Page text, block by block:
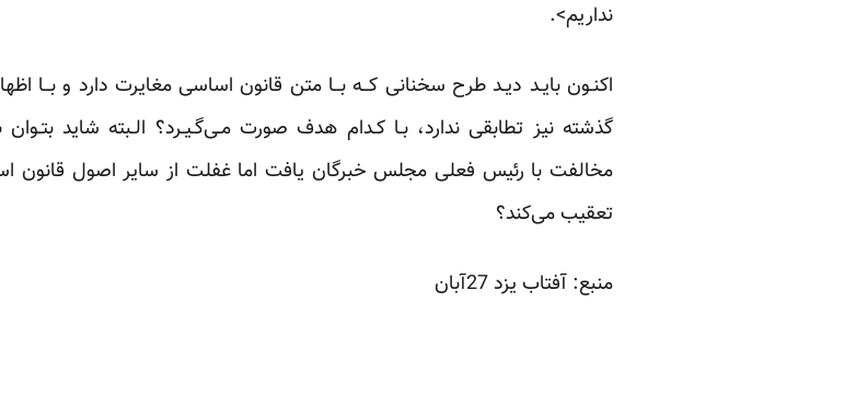
نداریم>‌.
گذشته نیز تطابقی ندارد، بـا کـدام هدف صورت مـی‌گـیـرد؟ الـبته شاید
تعقیب می‌کند؟
منبع: آفتاب یزد 27آبان